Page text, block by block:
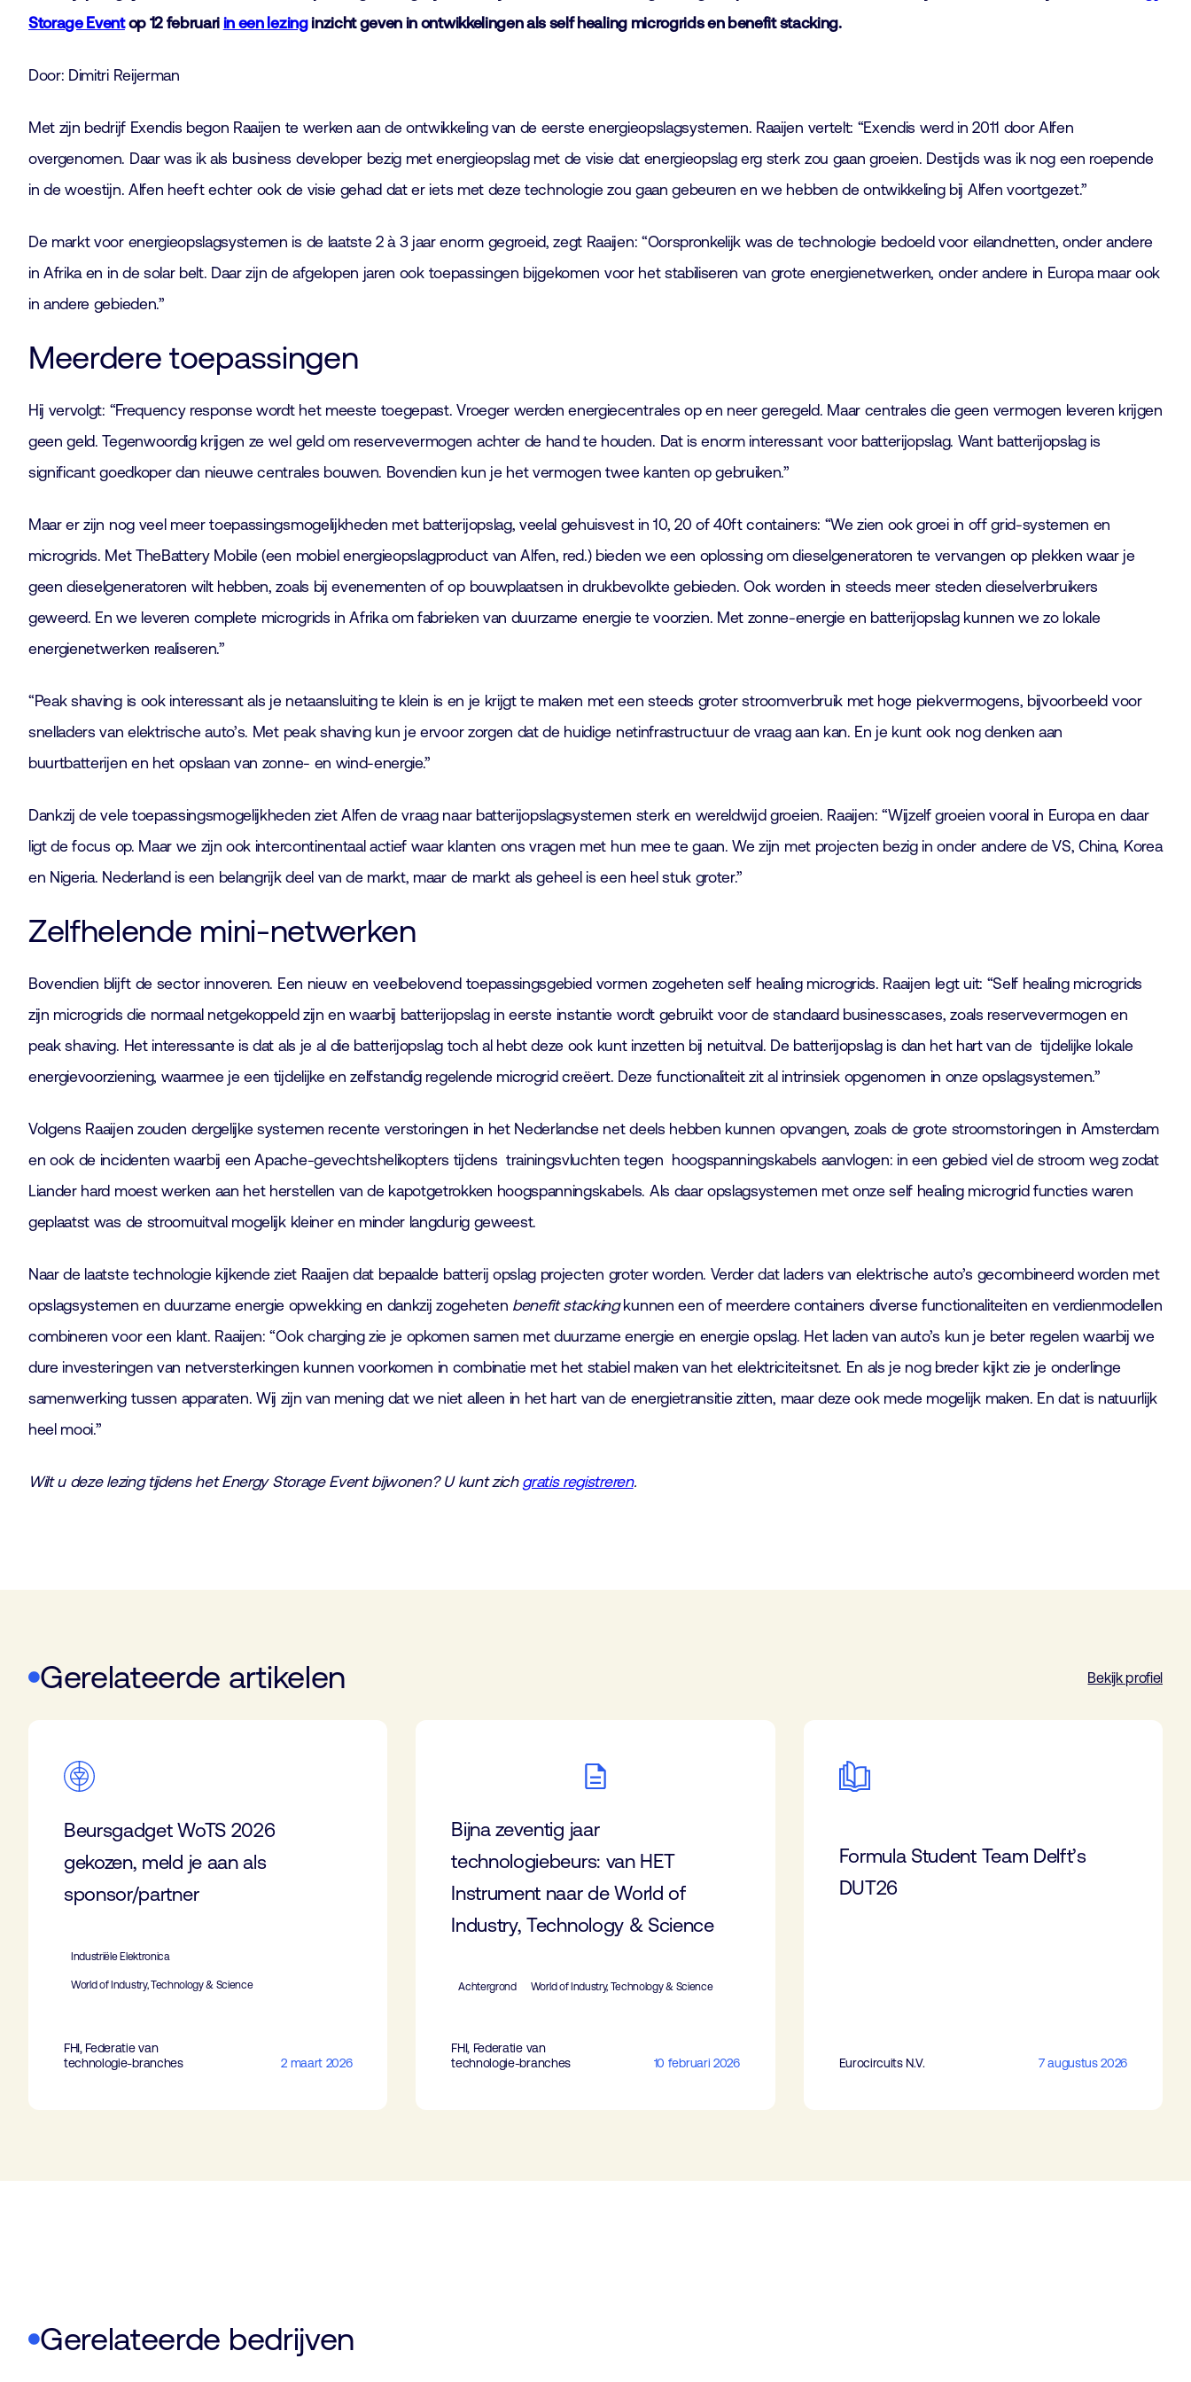
Storage Eventop 12 februari in een lezinginzicht geven in ontwikkelingen als self healing microgrids en benefit stacking.
Door: Dimitri Reijerman
Met zijn bedrijf Exendis begon Raaijen te werken aan de ontwikkeling van de eerste energieopslagsystemen. Raaijen vertelt: “Exendis werd in 2011 door Alfen
overgenomen. Daar was ik als business developer bezig met energieopslag met de visie dat energieopslag erg sterk zou gaan groeien. Destijds was ik nog een roepende
in de woestijn. Alfen heeft echter ook de visie gehad dat er iets met deze technologie zou gaan gebeuren en we hebben de ontwikkeling bij Alfen voortgezet.”
De markt voor energieopslagsystemen is de laatste 2 à 3 jaar enorm gegroeid, zegt Raaijen: “Oorspronkelijk was de technologie bedoeld voor eilandnetten, onder andere
in Afrika en in de solar belt. Daar zijn de afgelopen jaren ook toepassingen bijgekomen voor het stabiliseren van grote energienetwerken, onder andere in Europa maar ook
in andere gebieden.”
Meerdere toepassingen
Hij vervolgt: “Frequency response wordt het meeste toegepast. Vroeger werden energiecentrales op en neer geregeld. Maar centrales die geen vermogen leveren krijgen
geen geld. Tegenwoordig krijgen ze wel geld om reservevermogen achter de hand te houden. Dat is enorm interessant voor batterijopslag. Want batterijopslag is
significant goedkoper dan nieuwe centrales bouwen. Bovendien kun je het vermogen twee kanten op gebruiken.”
Maar er zijn nog veel meer toepassingsmogelijkheden met batterijopslag, veelal gehuisvest in 10, 20 of 40ft containers: “We zien ook groei in off grid-systemen en
microgrids. Met TheBattery Mobile (een mobiel energieopslagproduct van Alfen, red.) bieden we een oplossing om dieselgeneratoren te vervangen op plekken waar je
geen dieselgeneratoren wilt hebben, zoals bij evenementen of op bouwplaatsen in drukbevolkte gebieden. Ook worden in steeds meer steden dieselverbruikers
geweerd. En we leveren complete microgrids in Afrika om fabrieken van duurzame energie te voorzien. Met zonne-energie en batterijopslag kunnen we zo lokale
energienetwerken realiseren.”
“Peak shaving is ook interessant als je netaansluiting te klein is en je krijgt te maken met een steeds groter stroomverbruik met hoge piekvermogens, bijvoorbeeld voor
snelladers van elektrische auto’s. Met peak shaving kun je ervoor zorgen dat de huidige netinfrastructuur de vraag aan kan. En je kunt ook nog denken aan
buurtbatterijen en het opslaan van zonne- en wind-energie.”
Dankzij de vele toepassingsmogelijkheden ziet Alfen de vraag naar batterijopslagsystemen sterk en wereldwijd groeien. Raaijen: “Wijzelf groeien vooral in Europa en daar
ligt de focus op. Maar we zijn ook intercontinentaal actief waar klanten ons vragen met hun mee te gaan. We zijn met projecten bezig in onder andere de VS, China, Korea
en Nigeria. Nederland is een belangrijk deel van de markt, maar de markt als geheel is een heel stuk groter.”
Zelfhelende mini-netwerken
Bovendien blijft de sector innoveren. Een nieuw en veelbelovend toepassingsgebied vormen zogeheten self healing microgrids. Raaijen legt uit: “Self healing microgrids
zijn microgrids die normaal netgekoppeld zijn en waarbij batterijopslag in eerste instantie wordt gebruikt voor de standaard businesscases, zoals reservevermogen en
peak shaving. Het interessante is dat als je al die batterijopslag toch al hebt deze ook kunt inzetten bij netuitval. De batterijopslag is dan het hart van de tijdelijke lokale
energievoorziening, waarmee je een tijdelijke en zelfstandig regelende microgrid creëert. Deze functionaliteit zit al intrinsiek opgenomen in onze opslagsystemen.”
Volgens Raaijen zouden dergelijke systemen recente verstoringen in het Nederlandse net deels hebben kunnen opvangen, zoals de grote stroomstoringen in Amsterdam
en ook de incidenten waarbij een Apache-gevechtshelikopters tijdens trainingsvluchten tegen hoogspanningskabels aanvlogen: in een gebied viel de stroom weg zodat
Liander hard moest werken aan het herstellen van de kapotgetrokken hoogspanningskabels. Als daar opslagsystemen met onze self healing microgrid functies waren
geplaatst was de stroomuitval mogelijk kleiner en minder langdurig geweest.
Naar de laatste technologie kijkende ziet Raaijen dat bepaalde batterij opslag projecten groter worden. Verder dat laders van elektrische auto’s gecombineerd worden met
opslagsystemen en duurzame energie opwekking en dankzij zogeheten benefit stackingkunnen een of meerdere containers diverse functionaliteiten en verdienmodellen
combineren voor een klant. Raaijen: “Ook charging zie je opkomen samen met duurzame energie en energie opslag. Het laden van auto’s kun je beter regelen waarbij we
dure investeringen van netversterkingen kunnen voorkomen in combinatie met het stabiel maken van het elektriciteitsnet. En als je nog breder kijkt zie je onderlinge
samenwerking tussen apparaten. Wij zijn van mening dat we niet alleen in het hart van de energietransitie zitten, maar deze ook mede mogelijk maken. En dat is natuurlijk
heel mooi.”
Wilt u deze lezing tijdens het Energy Storage Event bijwonen? U kunt zich gratis registreren.
Gerelateerde artikelen Bekijk profiel
Beursgadget WoTS 2026
gekozen, meld je aan als
sponsor/partner
Industriële Elektronica
World of Industry, Technology & Science
FHI, Federatie van
technologie-branches
2 maart 2026
Bijna zeventig jaar
technologiebeurs: van HET
Instrument naar de World of
Industry, Technology & Science
Achtergrond World of Industry, Technology & Science
FHI, Federatie van
technologie-branches
10 februari 2026
Formula Student Team Delft’s
DUT26
Eurocircuits N.V. 7 augustus 2026
Gerelateerde bedrijven